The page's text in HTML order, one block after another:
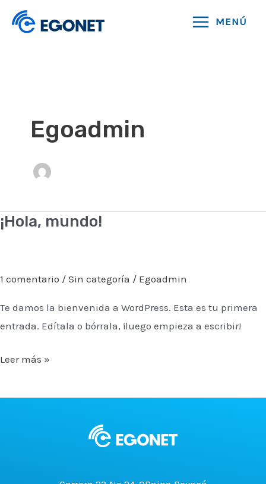
MENÚ
Egoadmin
¡Hola, mundo!
1 comentario / Sin categoría / Egoadmin
Te damos la bienvenida a WordPress. Esta es tu primera
entrada. Edítala o bórrala, ¡luego empieza a escribir!
¡Hola,
Leer más »